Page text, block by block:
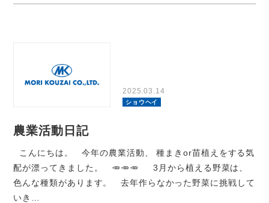
2025.03.14
ショウヘイ
農業活動日記
こんにちは。 今年の農業活動、 種まきor苗植えをする気
配が漂ってきました。 🥕🥕🥕 3月から植える野菜は、
色んな種類があります。 去年作らなかった野菜に挑戦して
いき…